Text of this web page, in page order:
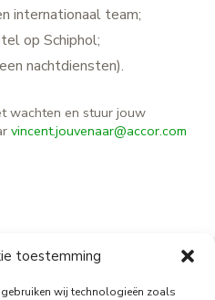
toestemming
wij technologieën zoals
internationaal team;
op Schiphol;
nachtdiensten).
wachten en stuur jouw
vincent.jouvenaar@accor.com
Airport